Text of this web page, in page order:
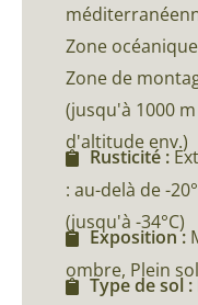
Zone
Zone de
(jusqu'à 1000 m
d'altitude env.)
Rusticité :
: au-delà de -
(jusqu'à -34°C)
Exposition :
ombre, Plein
Type de sol :